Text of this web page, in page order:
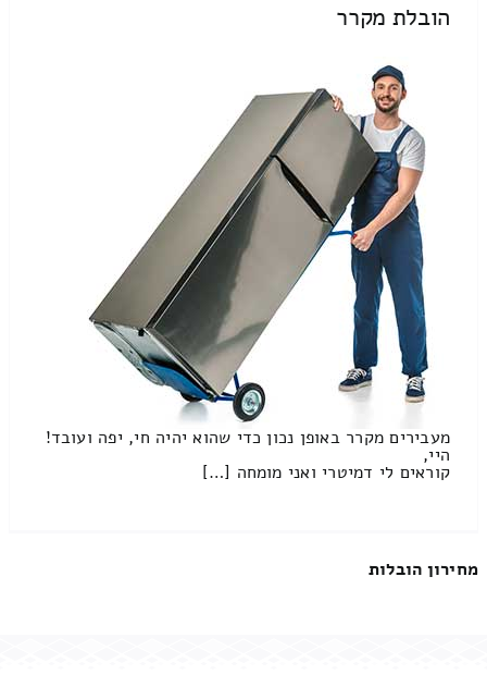
הובלת מקרר
מעבירים מקרר באופן נכון כדי שהוא יהיה חי, יפה ועובד!
היי,
קוראים לי דמיטרי ואני מומחה […]
מחירון הובלות